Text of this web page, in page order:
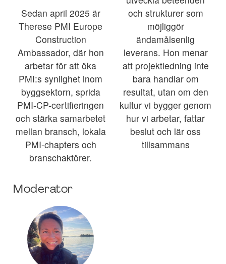
Sedan april 2025 är
Therese PMI Europe
Construction
Ambassador, där hon
arbetar för att öka
PMI:s synlighet inom
byggsektorn, sprida
PMI-CP-certifieringen
och stärka samarbetet
mellan bransch, lokala
PMI-chapters och
branschaktörer.
och strukturer som
möjliggör
ändamålsenlig
leverans. Hon menar
att projektledning inte
bara handlar om
resultat, utan om den
kultur vi bygger genom
hur vi arbetar, fattar
beslut och lär oss
tillsammans
Moderator